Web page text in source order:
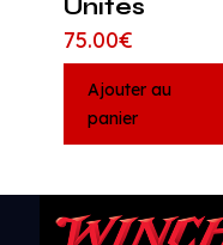
Unités
75.00€
Ajouter au
panier